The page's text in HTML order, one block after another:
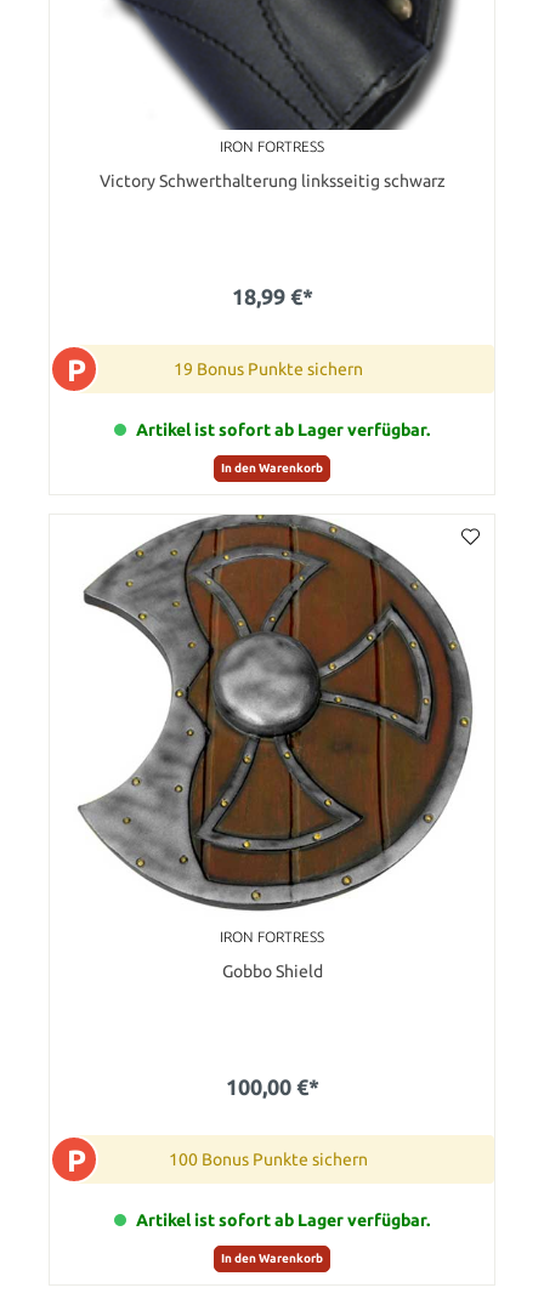
IRON FORTRESS
Victory Schwerthalterung linksseitig schwarz
18,99 €*
P 19 Bonus Punkte sichern
Artikel ist sofort ab Lager verfügbar.
In den Warenkorb
IRON FORTRESS
Gobbo Shield
100,00 €*
P 100 Bonus Punkte sichern
Artikel ist sofort ab Lager verfügbar.
In den Warenkorb